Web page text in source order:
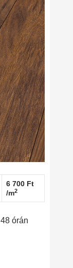
6 700 Ft
/m2
órán